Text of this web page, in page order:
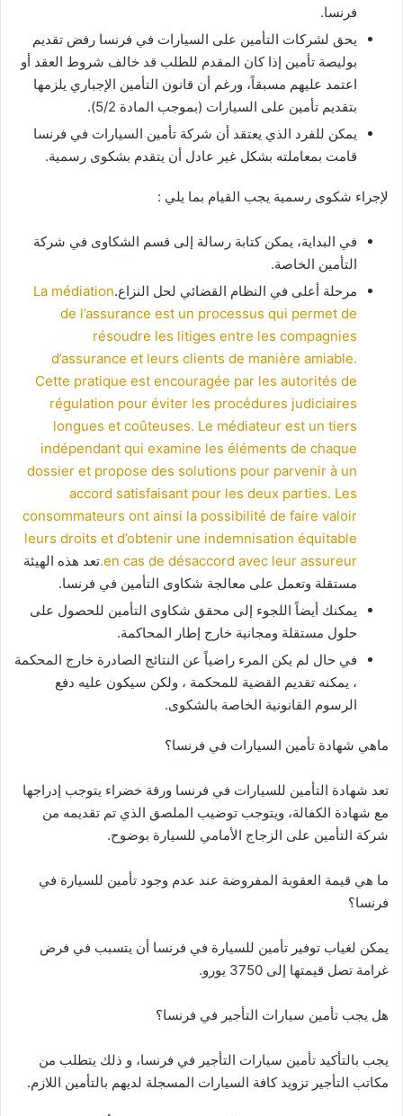
فرنسا.
يحق لشركات التأمين على السيارات في فرنسا رفض تقديم
بوليصة تأمين إذا كان المقدم للطلب قد خالف شروط العقد أو
اعتمد عليهم مسبقاً، ورغم أن قانون التأمين الإجباري يلزمها
بتقديم تأمين على السيارات (بموجب المادة 5/2).
يمكن للفرد الذي يعتقد أن شركة تأمين السيارات في فرنسا
قامت بمعاملته بشكل غير عادل أن يتقدم بشكوى رسمية.
لإجراء شكوى رسمية يجب القيام بما يلي :
في البداية، يمكن كتابة رسالة إلى قسم الشكاوى في شركة
التأمين الخاصة.
مرحلة أعلى في النظام القضائي لحل النزاع.La médiation
de l’assurance est un processus qui permet de
résoudre les litiges entre les compagnies
d’assurance et leurs clients de manière amiable.
Cette pratique est encouragée par les autorités de
régulation pour éviter les procédures judiciaires
longues et coûteuses. Le médiateur est un tiers
indépendant qui examine les éléments de chaque
dossier et propose des solutions pour parvenir à un
accord satisfaisant pour les deux parties. Les
consommateurs ont ainsi la possibilité de faire valoir
leurs droits et d’obtenir une indemnisation équitable
en cas de désaccord avec leur assureur. تعد هذه الهيئة
مستقلة وتعمل على معالجة شكاوى التأمين في فرنسا.
يمكنك أيضاً اللجوء إلى محقق شكاوى التأمين للحصول على
حلول مستقلة ومجانية خارج إطار المحاكمة.
في حال لم يكن المرء راضياً عن النتائج الصادرة خارج المحكمة
، يمكنه تقديم القضية للمحكمة ، ولكن سيكون عليه دفع
الرسوم القانونية الخاصة بالشكوى.
ماهي شهادة تأمين السيارات في فرنسا؟
تعد شهادة التأمين للسيارات في فرنسا ورقة خضراء يتوجب إدراجها
مع شهادة الكفالة، ويتوجب توضيب الملصق الذي تم تقديمه من
شركة التأمين على الزجاج الأمامي للسيارة بوضوح.
ما هي قيمة العقوبة المفروضة عند عدم وجود تأمين للسيارة في
فرنسا؟
يمكن لغياب توفير تأمين للسيارة في فرنسا أن يتسبب في فرض
غرامة تصل قيمتها إلى 3750 يورو.
هل يجب تأمين سيارات التأجير في فرنسا؟
يجب بالتأكيد تأمين سيارات التأجير في فرنسا، و ذلك يتطلب من
مكاتب التأجير تزويد كافة السيارات المسجلة لديهم بالتأمين اللازم.